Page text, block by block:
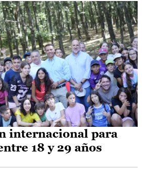
internacional para
18 y 29 años